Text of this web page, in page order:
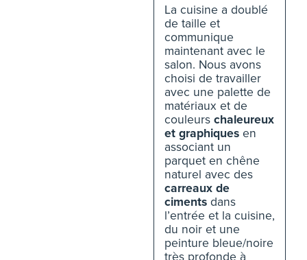
La cuisine a doublé
de taille et
communique
maintenant avec le
salon. Nous avons
choisi de travailler
avec une palette de
matériaux et de
couleurs chaleureux
et graphiques en
associant un
parquet en chêne
naturel avec des
carreaux de
ciments dans
l’entrée et la cuisine,
du noir et une
peinture bleue/noire
très profonde à